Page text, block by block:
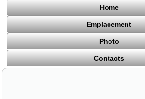
Home
Emplacement
Photo
Contacts